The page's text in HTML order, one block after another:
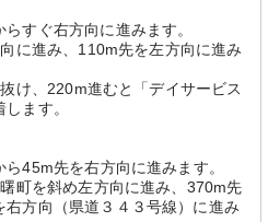
すぐ右方向に進みます。
に進み、110m先を左方向に進み
け、220m進むと「デイサービス
ます。
45m先を右方向に進みます。
町を斜め左方向に進み、370m先
右方向（県道３４３号線）に進み